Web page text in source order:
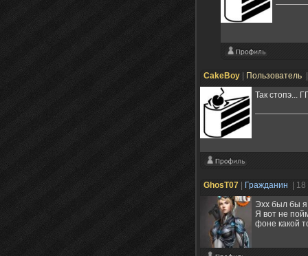
CakeBoy Пользователь
Так стопэ...
GhosT07 Гражданин
|
Эхх был бы
Я вот не
фоне какой